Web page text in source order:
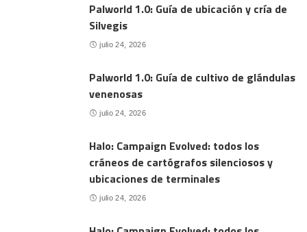
Palworld 1.0: Guía de ubicación y cría de
Silvegis
julio 24, 2026
Palworld 1.0: Guía de cultivo de glándulas
venenosas
julio 24, 2026
Halo: Campaign Evolved: todos los
cráneos de cartógrafos silenciosos y
ubicaciones de terminales
julio 24, 2026